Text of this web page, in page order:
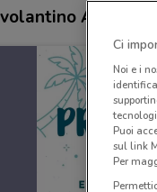
Autogrill
Ci
Noi e i
Puoi
sul link
Per